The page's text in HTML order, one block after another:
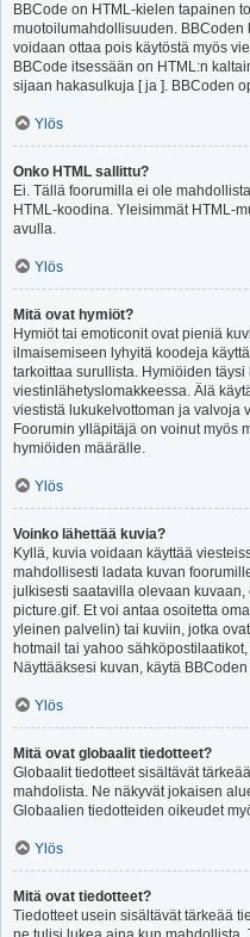
BBCode on HTML-kielen tapainen
muotoilumahdollisuuden. BBCoden
voidaan ottaa pois käytöstä myös
BBCode itsessään on HTML:n
sijaan hakasulkuja [ ja ]. BBCoden
Ylös
Onko HTML sallittu?
Ei. Tällä foorumilla ei ole
HTML-koodina. Yleisimmät HTML-
avulla.
Ylös
Mitä ovat hymiöt?
Hymiöt tai emoticonit ovat pieniä
ilmaisemiseen lyhyitä koodeja
tarkoittaa surullista. Hymiöiden
viestinlähetyslomakkeessa. Älä
viestistä lukukelvottoman ja valvoja
Foorumin ylläpitäjä on voinut myös
hymiöiden määrälle.
Ylös
Voinko lähettää kuvia?
Kyllä, kuvia voidaan käyttää
mahdollisesti ladata kuvan
julkisesti saatavilla olevaan kuvaan,
picture.gif. Et voi antaa osoitetta
yleinen palvelin) tai kuviin, jotka
hotmail tai yahoo
Näyttääksesi kuvan, käytä
Ylös
Mitä ovat globaalit tiedotteet?
Globaalit tiedotteet sisältävät
mahdolista. Ne näkyvät jokaisen
Globaalien tiedotteiden oikeudet
Ylös
Mitä ovat tiedotteet?
Tiedotteet usein sisältävät tärkeää